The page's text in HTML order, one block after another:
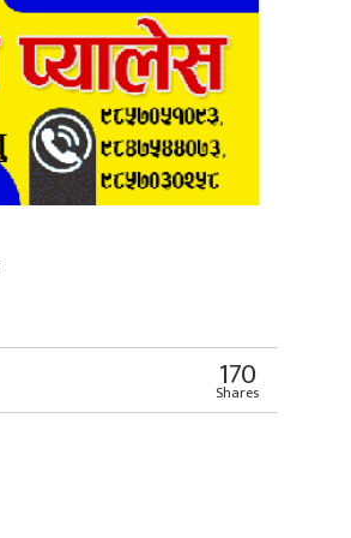
170
Shares